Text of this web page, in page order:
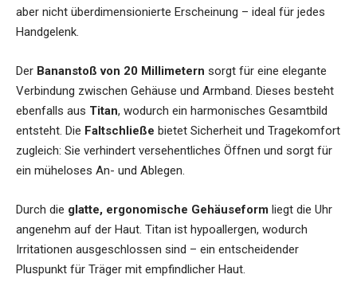
aber nicht überdimensionierte Erscheinung – ideal für jedes
Handgelenk.
Der Bananstoß von 20 Millimetern sorgt für eine elegante
Verbindung zwischen Gehäuse und Armband. Dieses besteht
ebenfalls aus Titan, wodurch ein harmonisches Gesamtbild
entsteht. Die Faltschließe bietet Sicherheit und Tragekomfort
zugleich: Sie verhindert versehentliches Öffnen und sorgt für
ein müheloses An- und Ablegen.
Durch die glatte, ergonomische Gehäuseform liegt die Uhr
angenehm auf der Haut. Titan ist hypoallergen, wodurch
Irritationen ausgeschlossen sind – ein entscheidender
Pluspunkt für Träger mit empfindlicher Haut.